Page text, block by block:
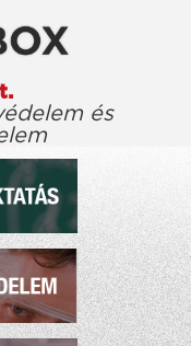
és